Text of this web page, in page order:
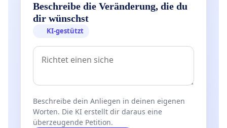
Beschreibe die Veränderung, die du
dir wünschst
KI-gestützt
Beschreibe dein Anliegen in deinen eigenen
Worten. Die KI erstellt dir daraus eine
überzeugende Petition.